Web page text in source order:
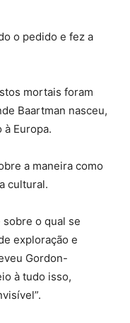
o pedido e fez a
mortais foram
Baartman nasceu,
à Europa.
a maneira como
cultural.
sobre o qual se
exploração e
Gordon-
à tudo isso,